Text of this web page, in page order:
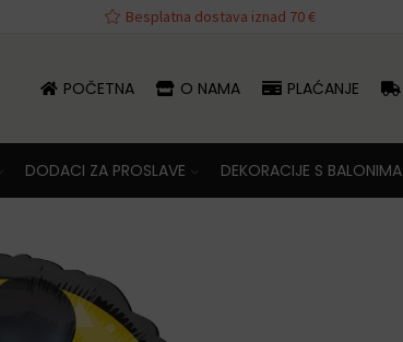
Besplatna dostava iznad 70 €
POČETNA O NAMA PLAĆANJE
DODACI ZA PROSLAVE DEKORACIJE S BALONIMA